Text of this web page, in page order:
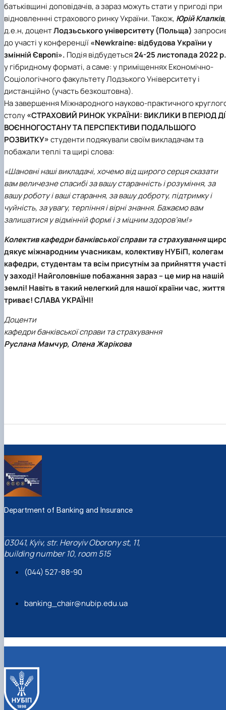
батьківщині доповідачів, а зараз можуть стати у пригоді при
відновленнні страхового ринку України. Також, Юрій Клапків,
д.е.н, доцентЛодзьського університету (Польща)
до участі у конференції«Newkraine: відбудова України у
змінній Європі». Подія відбудеться24-25 листопада 2022 р.
у гібридному форматі, а саме: у приміщеннях Економічно-
Соціологічного факультету Лодзького Університету і
дистанційно (участь безкоштовна).
На завершення Міжнародного науково-практичного
столу«СТРАХОВИЙ РИНОК УКРАЇНИ: ВИКЛИКИ В ПЕРІОД
ВОЄННОГОСТАНУ ТА ПЕРСПЕКТИВИ ПОДАЛЬШОГО
РОЗВИТКУ»студенти подякували своїм викладачам та
побажали теплі та щирі слова:
«Шановні наші викладачі, хочемо від щирого серця сказати
вам величезне спасибі за вашу старанність і розуміння, за
вашу роботу і ваші старання, за вашу доброту, підтримку і
чуйність, за увагу, терпіння і вірні знання. Бажаємо вам
залишатися у відмінній формі і з міцним здоров’ям!»
Колектив кафедри банківської справи та страхування
дякує міжнародним учасникам, колективу НУБіП, колегам
кафедри, студентам та всім присутнім за прийняття участі
у заході! Найголовніше побажання зараз – це мир на нашій
землі! Навіть в такий нелегкий для нашої країни час, життя
триває! СЛАВА УКРАЇНІ!
Доценти
кафедри банківської справи та страхування
Руслана Мамчур, Олена Жарікова
Department of Banking and Insurance
03041, Kyiv, str. Heroyiv Oborony st, 11,
building number 10, room 515
(044) 527-88-90
banking_chair@nubip.edu.ua